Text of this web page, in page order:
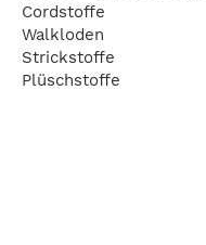
Cordstoffe
Walkloden
Strickstoffe
Plüschstoffe